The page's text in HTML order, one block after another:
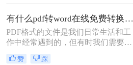
时捆绑了很多乱七八糟的软件，所以
现在很多人都不喜欢下载软件，喜欢
用在线的转换器，那么有没有cad在线
转换pdf呢？
有什么pdf转word在线免费转换器吗？3个免费在线工具推荐！
PDF格式的文件是我们日常生活和工
作中经常遇到的，但有时我们需要对
其进行编辑或复制文字等操作，就会
希望将PDF文件转换为Word格式。那
赞 踩